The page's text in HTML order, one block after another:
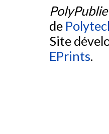
PolyPublie
de
Site
EPrints.